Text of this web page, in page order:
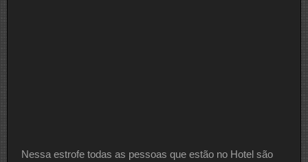
Nessa estrofe todas as pessoas que estão no Hotel são